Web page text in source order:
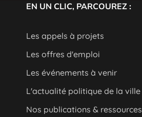
EN UN CLIC, PARCOUREZ :
Les appels à projets
Les offres d'emploi
Les événements à venir
L'actualité politique de la ville
Nos publications & ressources